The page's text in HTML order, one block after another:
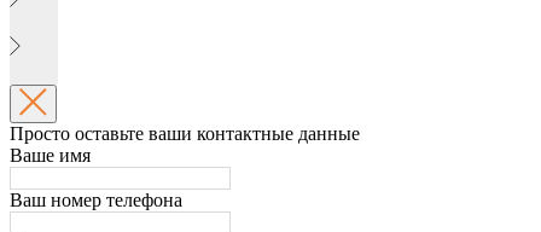
Просто оставьте ваши контактные данные
Ваше имя
Ваш номер телефона